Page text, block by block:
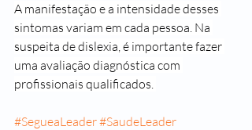
A manifestação e a intensidade desses
sintomas variam em cada pessoa. Na
suspeita de dislexia, é importante fazer
uma avaliação diagnóstica com
profissionais qualificados.
#SegueaLeader#SaudeLeader